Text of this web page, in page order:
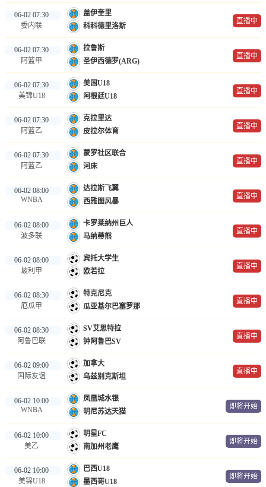
06-02 07:30
委内联
盖伊奎里
科科德里洛斯
直播中
06-02 07:30
阿篮甲
拉鲁斯
圣伊西德罗(ARG)
直播中
06-02 07:30
美锦U18
美国U18
阿根廷U18
直播中
06-02 07:30
阿篮乙
克拉里达
皮拉尔体育
直播中
06-02 07:30
阿篮乙
蒙罗社区联合
河床
直播中
06-02 08:00
WNBA
达拉斯飞翼
西雅图风暴
直播中
06-02 08:00
波多联
卡罗莱纳州巨人
马纳蒂熊
直播中
06-02 08:00
玻利甲
宾托大学生
欧若拉
直播中
06-02 08:30
厄瓜甲
特克尼克
瓜亚基尔巴塞罗那
直播中
06-02 08:30
阿鲁巴联
SV艾思特拉
钟阿鲁巴SV
直播中
06-02 09:00
国际友谊
加拿大
乌兹别克斯坦
直播中
06-02 10:00
WNBA
凤凰城水银
明尼苏达天猫
即将开始
06-02 10:00
美乙
明星FC
南加州老鹰
即将开始
06-02 10:00
美锦U18
巴西U18
墨西哥U18
即将开始